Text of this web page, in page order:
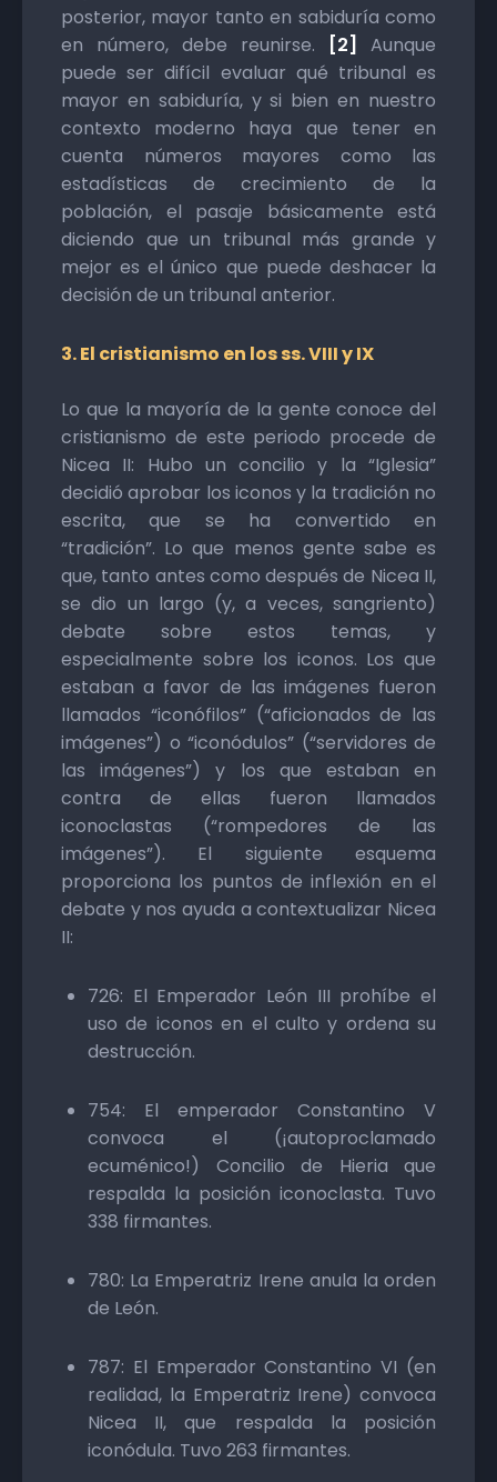
posterior, mayor tanto en sabiduría como
en número, debe reunirse.
[2]
Aunque
puede ser difícil evaluar qué tribunal es
mayor en sabiduría, y si bien en nuestro
contexto moderno haya que tener en
cuenta números mayores como las
estadísticas de crecimiento de la
población, el pasaje básicamente está
diciendo que un tribunal más grande y
mejor es el único que puede deshacer la
decisión de un tribunal anterior.
3. El cristianismo en los ss. VIII y IX
Lo que la mayoría de la gente conoce del
cristianismo de este periodo procede de
Nicea II: Hubo un concilio y la “Iglesia”
decidió aprobar los iconos y la tradición no
escrita, que se ha convertido en
“tradición”. Lo que menos gente sabe es
que, tanto antes como después de Nicea II,
se dio un largo (y, a veces, sangriento)
debate sobre estos temas, y
especialmente sobre los iconos. Los que
estaban a favor de las imágenes fueron
llamados “iconófilos” (“aficionados de las
imágenes”) o “iconódulos” (“servidores de
las imágenes”) y los que estaban en
contra de ellas fueron llamados
iconoclastas (“rompedores de las
imágenes”). El siguiente esquema
proporciona los puntos de inflexión en el
debate y nos ayuda a contextualizar Nicea
II:
726: El Emperador León III prohíbe el
uso de iconos en el culto y ordena su
destrucción.
754: El emperador Constantino V
convoca el (¡autoproclamado
ecuménico!) Concilio de Hieria que
respalda la posición iconoclasta. Tuvo
338 firmantes.
780: La Emperatriz Irene anula la orden
de León.
787: El Emperador Constantino VI (en
realidad, la Emperatriz Irene) convoca
Nicea II, que respalda la posición
iconódula. Tuvo 263 firmantes.